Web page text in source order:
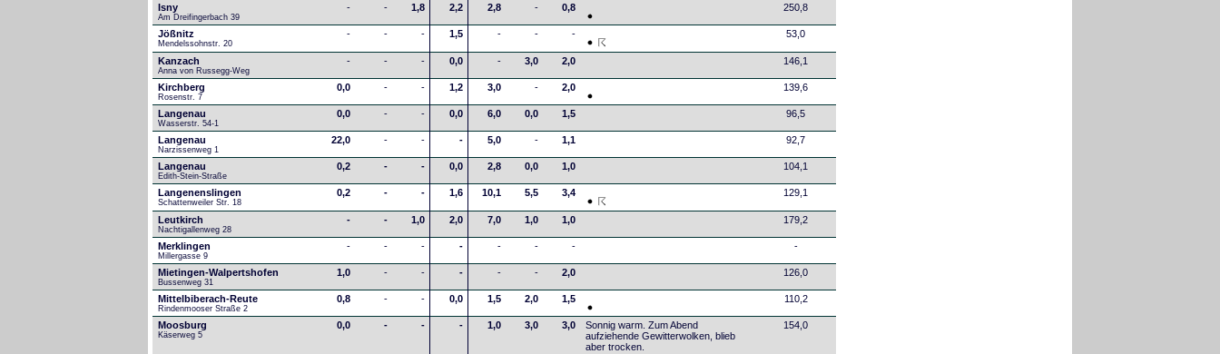
Isny
Am Dreifingerbach 39
- - 1,8 2,2 2,8 - 0,8 250,8
Jößnitz
Mendelssohnstr. 20
- - - 1,5 - - - 53,0
Kanzach
Anna von Russegg-Weg
- - - 0,0 - 3,0 2,0 146,1
Kirchberg
Rosenstr. 7
0,0 - - 1,2 3,0 - 2,0 139,6
Langenau
Wasserstr. 54-1
0,0 - - 0,0 6,0 0,0 1,5 96,5
Langenau
Narzissenweg 1
22,0 - - - 5,0 - 1,1 92,7
Langenau
Edith-Stein-Straße
0,2 - - 0,0 2,8 0,0 1,0 104,1
Langenenslingen
Schattenweiler Str. 18
0,2 - - 1,6 10,1 5,5 3,4 129,1
Leutkirch
Nachtigallenweg 28
- - 1,0 2,0 7,0 1,0 1,0 179,2
Merklingen
Millergasse 9
- - - - - - - -
Mietingen-Walpertshofen
Bussenweg 31
1,0 - - - - - 2,0 126,0
Mittelbiberach-Reute
Rindenmooser Straße 2
0,8 - - 0,0 1,5 2,0 1,5 110,2
Moosburg
Käserweg 5
0,0 - - - 1,0 3,0 3,0
Sonnig warm. Zum Abend
aufziehende Gewitterwolken, blieb
aber trocken.
154,0